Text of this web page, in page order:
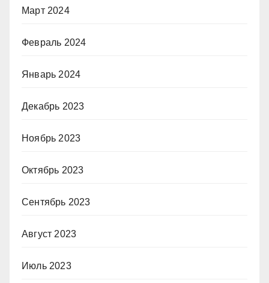
Март 2024
Февраль 2024
Январь 2024
Декабрь 2023
Ноябрь 2023
Октябрь 2023
Сентябрь 2023
Август 2023
Июль 2023